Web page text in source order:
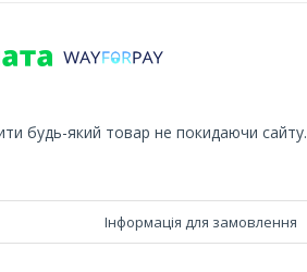
будь-який товар не покидаючи сайту.
Інформація для замовлення